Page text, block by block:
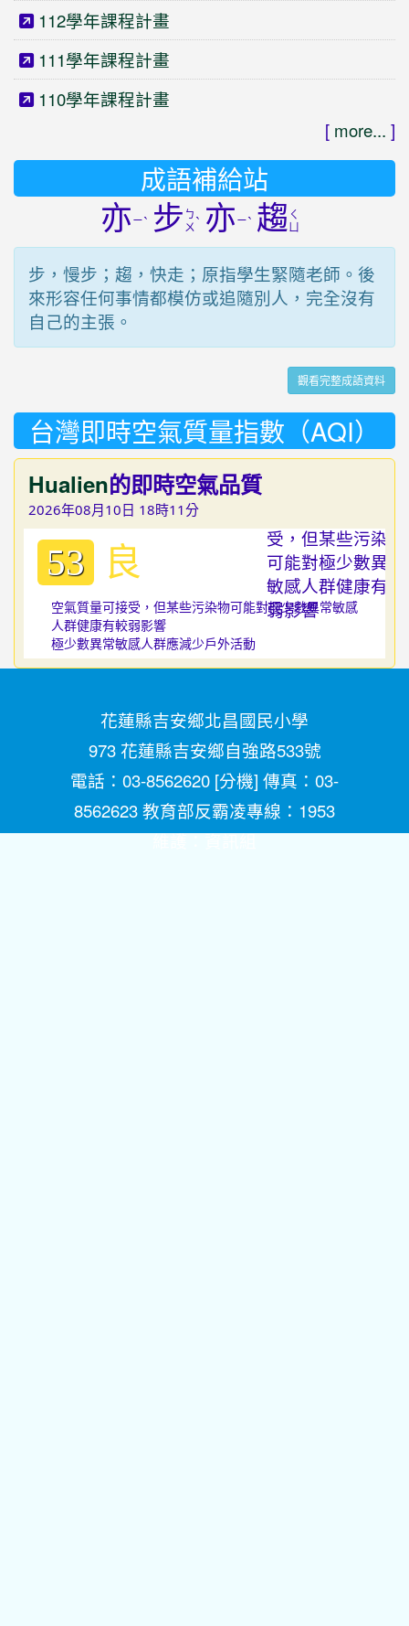
112學年課程計畫
111學年課程計畫
110學年課程計畫
[ more... ]
成語補給站
亦 ㄧˋ 步 ㄅ
ㄨˋ 亦 ㄧˋ 趨 ㄑ
ㄩ
步，慢步；趨，快走；原指學生緊隨老師。後
來形容任何事情都模仿或追隨別人，完全沒有
自己的主張。
觀看完整成語資料
台灣即時空氣質量指數（AQI）
Hualien的即時空氣品質
2026年08月10日 18時11分
53 良
空氣質量可接受，但某些污染物可能對極少數異常敏感
人群健康有較弱影響
極少數異常敏感人群應減少戶外活動
花蓮縣吉安鄉北昌國民小學
973 花蓮縣吉安鄉自強路533號
電話：03-8562620 [分機] 傳真：03-
8562623 教育部反霸凌專線：1953
維護：資訊組